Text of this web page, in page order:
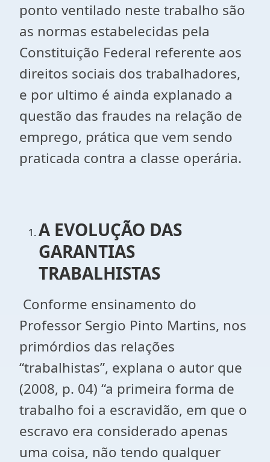
ponto ventilado neste trabalho são
as normas estabelecidas pela
Constituição Federal referente aos
direitos sociais dos trabalhadores,
e por ultimo é ainda explanado a
questão das fraudes na relação de
emprego, prática que vem sendo
praticada contra a classe operária.
A EVOLUÇÃO DAS
GARANTIAS
TRABALHISTAS
Conforme ensinamento do
Professor Sergio Pinto Martins, nos
primórdios das relações
“trabalhistas”, explana o autor que
(2008, p. 04) “a primeira forma de
trabalho foi a escravidão, em que o
escravo era considerado apenas
uma coisa, não tendo qualquer